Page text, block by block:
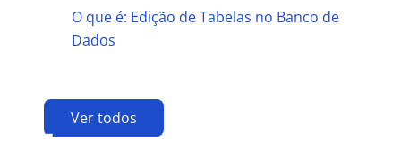
O que é: Edição de Tabelas no Banco de
Dados
Ver todos
F